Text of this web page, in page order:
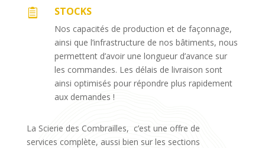
 STOCKS
Nos capacités de production et de façonnage,
ainsi que l’infrastructure de nos bâtiments, nous
permettent d’avoir une longueur d’avance sur
les commandes. Les délais de livraison sont
ainsi optimisés pour répondre plus rapidement
aux demandes !
La Scierie des Combrailles, c’est une offre de
services complète, aussi bien sur les sections